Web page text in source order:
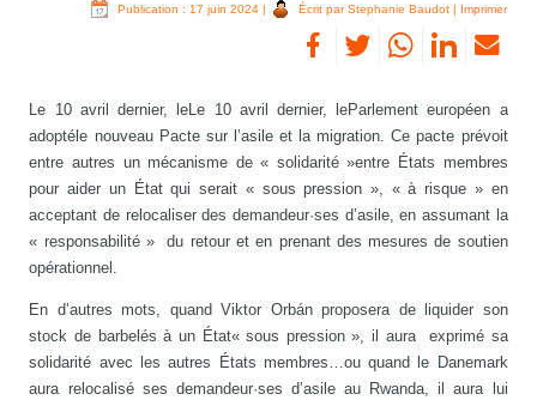
Publication : 17 juin 2024| Écrit par Stephanie Baudot| Imprimer
Le 10 avril dernier, leLe 10 avril dernier, leParlement européen a
adoptéle nouveau Pacte sur l’asile et la migration. Ce pacte prévoit
entre autres un mécanisme de « solidarité »entre États membres
pour aider un État qui serait « sous pression », « à risque » en
acceptant de relocaliser des demandeur·ses d’asile, en assumant la
« responsabilité » du retour et en prenant des mesures de soutien
opérationnel.
En d’autres mots, quand Viktor Orbán proposera de liquider son
stock de barbelés à un État« sous pression », il aura exprimé sa
solidarité avec les autres États membres…ou quand le Danemark
aura relocalisé ses demandeur·ses d’asile au Rwanda, il aura lui